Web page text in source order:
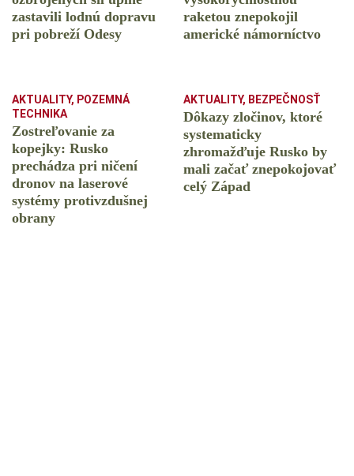
zastavili lodnú dopravu
pri pobreží Odesy
raketou znepokojil
americké námorníctvo
AKTUALITY, POZEMNÁ
TECHNIKA
Zostreľovanie za
kopejky: Rusko
prechádza pri ničení
dronov na laserové
systémy protivzdušnej
obrany
AKTUALITY, BEZPEČNOSŤ
Dôkazy zločinov, ktoré
systematicky
zhromažďuje Rusko by
mali začať znepokojovať
celý Západ